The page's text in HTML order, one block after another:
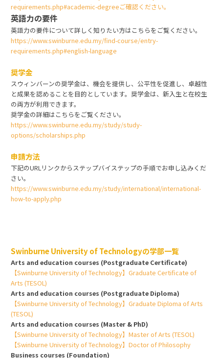
requirements.php#academic-degreeご確認ください。
英語力の要件
英語力の要件について詳しく知りたい方はこちらをご覧ください。
https://www.swinburne.edu.my/find-course/entry-
requirements.php#english-language
奨学金
スウィンバーンの奨学金は、機会を提供し、公平性を促進し、卓越性
と成果を認めることを目的としています。奨学金は、新入生と在校生
の両方が利用できます。
奨学金の詳細はこちらをご覧ください。
https://www.swinburne.edu.my/study/study-
options/scholarships.php
申請方法
下記のURLリンクからステップバイステップの手順でお申し込みくだ
さい。
https://www.swinburne.edu.my/study/international/international-
how-to-apply.php
Swinburne University of Technologyの学部一覧
Arts and education courses (Postgraduate Certificate)
【Swinburne University of Technology】Graduate Certificate of
Arts (TESOL)
Arts and education courses (Postgraduate Diploma)
【Swinburne University of Technology】Graduate Diploma of Arts
(TESOL)
Arts and education courses (Master & PhD)
【Swinburne University of Technology】Master of Arts (TESOL)
【Swinburne University of Technology】Doctor of Philosophy
Business courses (Foundation)